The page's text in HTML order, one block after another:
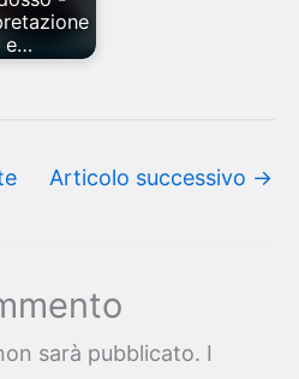
e…
Articolo successivo →
sarà pubblicato. I